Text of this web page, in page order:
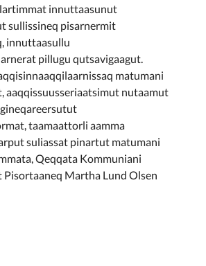
innuttaasunut
sullissineq pisarnermit
innuttaasullu
pillugu qutsavigaagut.
matumani
aaqqissuusseriaatsimut nutaamut
taamaattorli aamma
suliassat pinartut matumani
Qeqqata Kommuniani
Martha Lund Olsen